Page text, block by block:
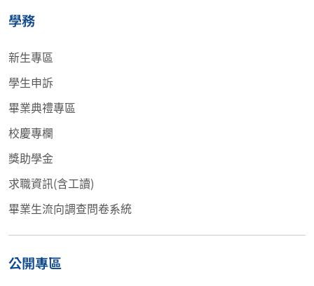
學務
新生專區
學生申訴
畢業典禮專區
校慶專欄
獎助學金
求職資訊(含工讀)
畢業生流向調查問卷系統
公開專區